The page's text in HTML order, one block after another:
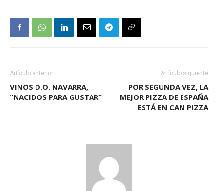
Artículo anterior
VINOS D.O. NAVARRA,
“NACIDOS PARA GUSTAR”
Artículo siguiente
POR SEGUNDA VEZ, LA
MEJOR PIZZA DE ESPAÑA
ESTÁ EN CAN PIZZA